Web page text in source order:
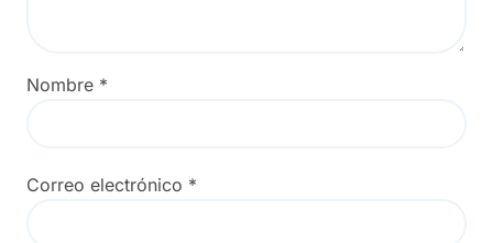
Nombre *
Correo electrónico *